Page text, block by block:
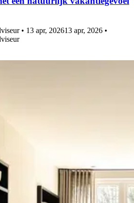
• 13 apr, 202613 apr, 2026 •